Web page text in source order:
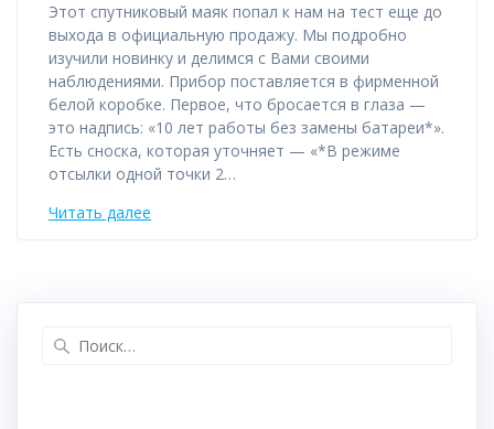
Этот спутниковый маяк попал к нам на тест еще до
выхода в официальную продажу. Мы подробно
изучили новинку и делимся с Вами своими
наблюдениями. Прибор поставляется в фирменной
белой коробке. Первое, что бросается в глаза —
это надпись: «10 лет работы без замены батареи*».
Есть сноска, которая уточняет — «*В режиме
отсылки одной точки 2…
Читать далее